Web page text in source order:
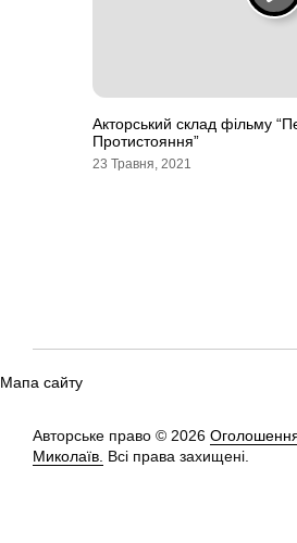
Акторський склад фільму
Протистояння”
23 Травня, 2021
Мапа сайту
Авторське право © 2026
Миколаїв. Всі права захищені.